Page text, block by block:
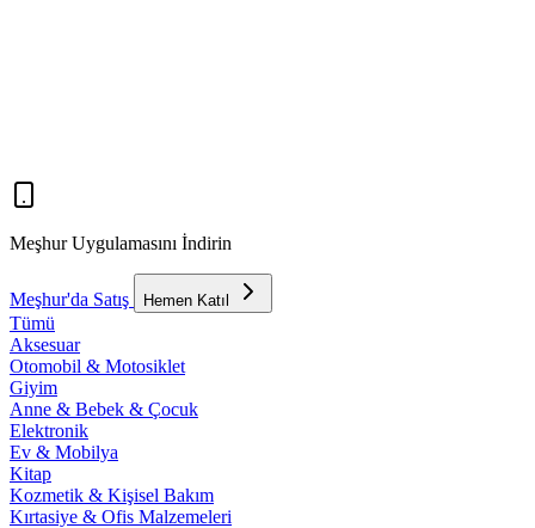
Meşhur Uygulamasını İndirin
Meşhur'da Satış Hemen Katıl
Tümü
Aksesuar
Otomobil & Motosiklet
Giyim
Anne & Bebek & Çocuk
Elektronik
Ev & Mobilya
Kitap
Kozmetik & Kişisel Bakım
Kırtasiye & Ofis Malzemeleri